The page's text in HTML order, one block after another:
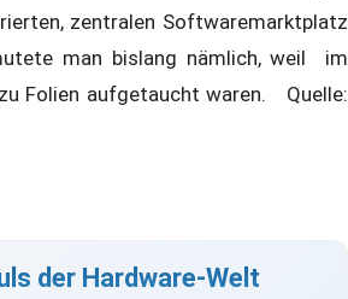
zentralen Softwaremarktplatz
man bislang nämlich, weil im
Folien aufgetaucht waren. Quelle:
der Hardware-Welt